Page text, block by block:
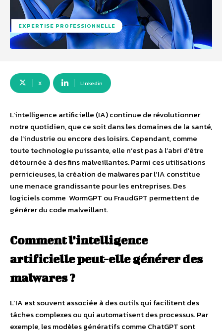
EXPERTISE PROFESSIONNELLE
X Linkedin
L’intelligence artificielle (IA) continue de révolutionner
notre quotidien, que ce soit dans les domaines de la santé,
de l’industrie ou encore des loisirs. Cependant, comme
toute technologie puissante, elle n’est pas à l’abri d’être
détournée à des fins malveillantes. Parmi ces utilisations
pernicieuses, la création de malwares par l’IA constitue
une menace grandissante pour les entreprises. Des
logiciels comme WormGPT ou FraudGPT permettent de
générer du code malveillant.
Comment l’intelligence
artificielle peut-elle générer des
malwares ?
L’IA est souvent associée à des outils qui facilitent des
tâches complexes ou qui automatisent des processus. Par
exemple, les modèles génératifs comme ChatGPT sont